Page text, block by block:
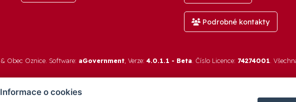
Podrobné kontakty
& Obec Oznice . Software: aGovernment , Verze: 4.0.1.1 - Beta . Číslo Licence: 74274001 .
Informace o cookies